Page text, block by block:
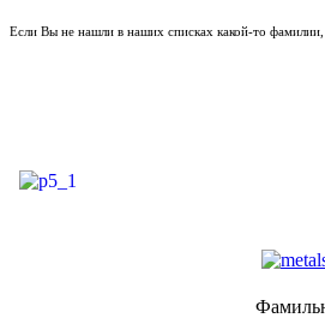
Если Вы не нашли в наших списках какой-то